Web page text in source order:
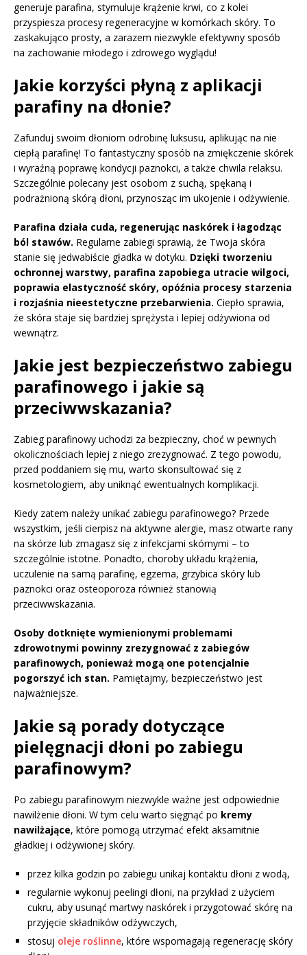
generuje parafina, stymuluje krążenie krwi, co z kolei
przyspiesza procesy regeneracyjne w komórkach skóry. To
zaskakująco prosty, a zarazem niezwykle efektywny sposób
na zachowanie młodego i zdrowego wyglądu!
Jakie korzyści płyną z aplikacji
parafiny na dłonie?
Zafunduj swoim dłoniom odrobinę luksusu, aplikując na nie
ciepłą parafinę! To fantastyczny sposób na zmiękczenie skórek
i wyraźną poprawę kondycji paznokci, a także chwila relaksu.
Szczególnie polecany jest osobom z suchą, spękaną i
podrażnioną skórą dłoni, przynosząc im ukojenie i odżywienie.
Parafina działa cuda, regenerując naskórek i łagodząc
ból stawów. Regularne zabiegi sprawią, że Twoja skóra
stanie się jedwabiście gładka w dotyku. Dzięki tworzeniu
ochronnej warstwy, parafina zapobiega utracie wilgoci,
poprawia elastyczność skóry, opóźnia procesy starzenia
i rozjaśnia nieestetyczne przebarwienia. Ciepło sprawia,
że skóra staje się bardziej sprężysta i lepiej odżywiona od
wewnątrz.
Jakie jest bezpieczeństwo zabiegu
parafinowego i jakie są
przeciwwskazania?
Zabieg parafinowy uchodzi za bezpieczny, choć w pewnych
okolicznościach lepiej z niego zrezygnować. Z tego powodu,
przed poddaniem się mu, warto skonsultować się z
kosmetologiem, aby uniknąć ewentualnych komplikacji.
Kiedy zatem należy unikać zabiegu parafinowego? Przede
wszystkim, jeśli cierpisz na aktywne alergie, masz otwarte rany
na skórze lub zmagasz się z infekcjami skórnymi – to
szczególnie istotne. Ponadto, choroby układu krążenia,
uczulenie na samą parafinę, egzema, grzybica skóry lub
paznokci oraz osteoporoza również stanowią
przeciwwskazania.
Osoby dotknięte wymienionymi problemami
zdrowotnymi powinny zrezygnować z zabiegów
parafinowych, ponieważ mogą one potencjalnie
pogorszyć ich stan. Pamiętajmy, bezpieczeństwo jest
najważniejsze.
Jakie są porady dotyczące
pielęgnacji dłoni po zabiegu
parafinowym?
Po zabiegu parafinowym niezwykle ważne jest odpowiednie
nawilżenie dłoni. W tym celu warto sięgnąć po kremy
nawilżające, które pomogą utrzymać efekt aksamitnie
gładkiej i odżywionej skóry.
przez kilka godzin po zabiegu unikaj kontaktu dłoni z wodą,
regularnie wykonuj peelingi dłoni, na przykład z użyciem
cukru, aby usunąć martwy naskórek i przygotować skórę na
przyjęcie składników odżywczych,
stosuj oleje roślinne, które wspomagają regenerację skóry